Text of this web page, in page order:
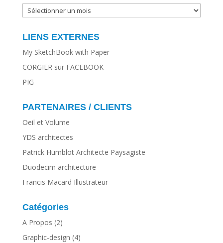
ARCHIVES
LIENS EXTERNES
My SketchBook with Paper
CORGIER sur FACEBOOK
PIG
PARTENAIRES / CLIENTS
Oeil et Volume
YDS architectes
Patrick Humblot Architecte Paysagiste
Duodecim architecture
Francis Macard Illustrateur
Catégories
A Propos (2)
Graphic-design (4)